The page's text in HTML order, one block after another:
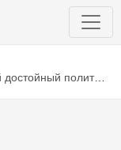
Последний достойный политик утверждает